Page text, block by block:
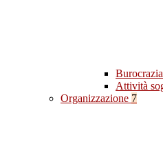
Attività
Organizzazione 7